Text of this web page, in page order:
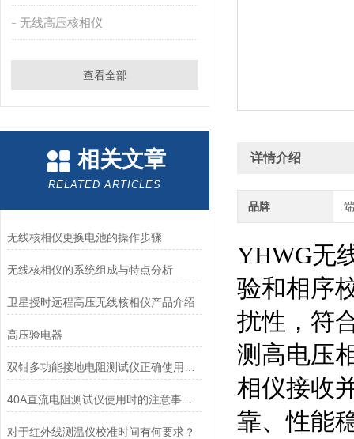
无线高压核相仪
查看全部
相关文章
RELATED ARTICLES
无线核相仪更换电池的操作步骤
无线核相仪的系统组成与特点分析
卫星授时远程高压无线核相仪产品介绍
高压验电器
40A直流电阻测试仪使用时的注意事项有哪些呢？
对于红外线测温仪校准时间有何要求？
详情介绍
品牌
YHWG无
验和相序
扰性，符
测高电压
相仪接收
靠、性能